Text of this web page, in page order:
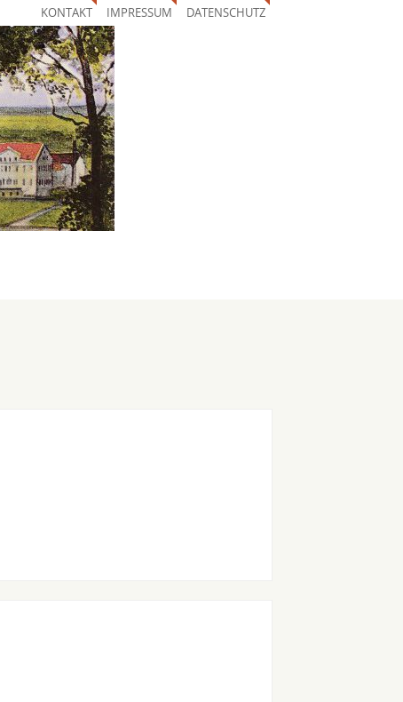
KONTAKT IMPRESSUM DATENSCHUTZ